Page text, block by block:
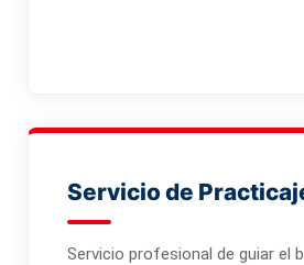
Servicio de
Servicio profesional de guiar el